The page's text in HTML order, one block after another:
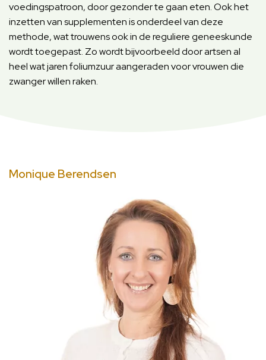
voedingspatroon, door gezonder te gaan eten. Ook het
inzetten van supplementen is onderdeel van deze
methode, wat trouwens ook in de reguliere geneeskunde
wordt toegepast. Zo wordt bijvoorbeeld door artsen al
heel wat jaren foliumzuur aangeraden voor vrouwen die
zwanger willen raken.
Monique Berendsen